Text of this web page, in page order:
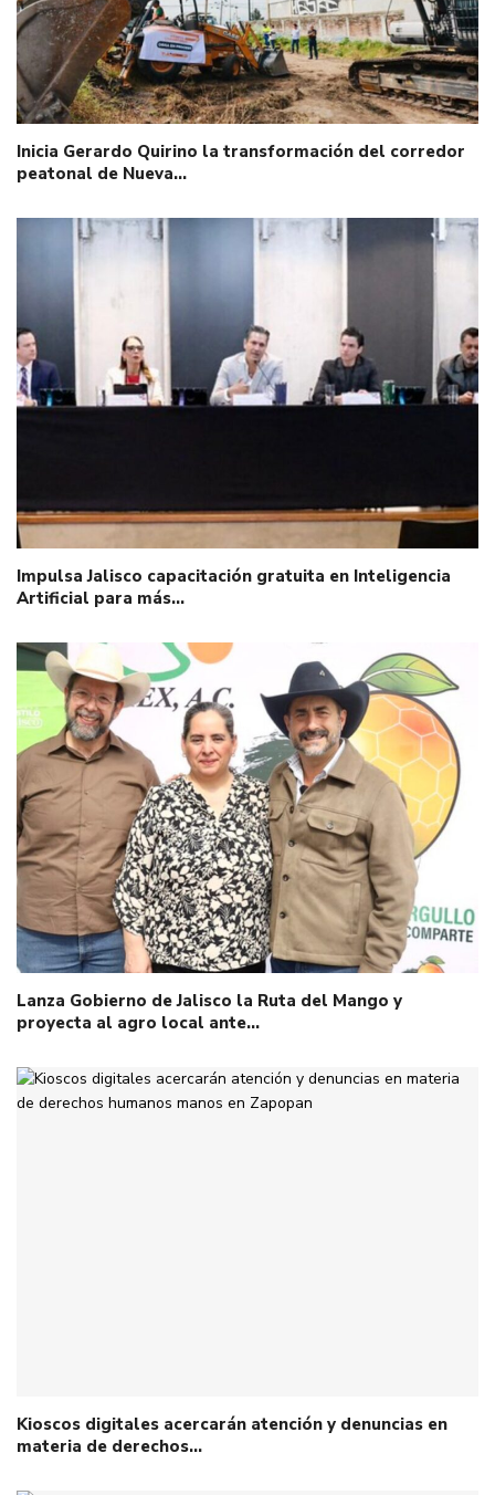
Inicia Gerardo Quirino la transformación del corredor
peatonal de Nueva…
Impulsa Jalisco capacitación gratuita en Inteligencia
Artificial para más…
Lanza Gobierno de Jalisco la Ruta del Mango y
proyecta al agro local ante…
Kioscos digitales acercarán atención y denuncias en
materia de derechos…